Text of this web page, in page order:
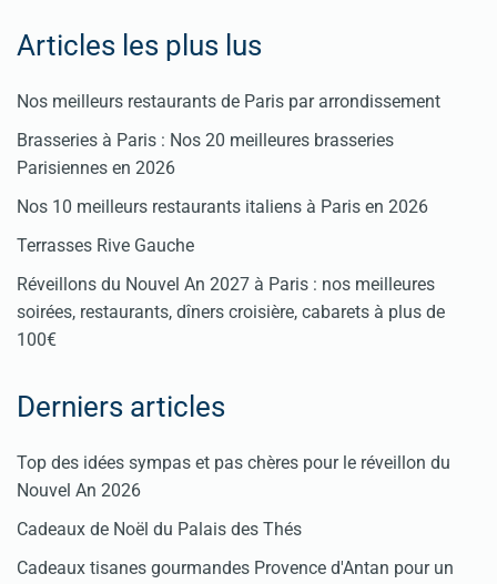
Articles les plus lus
Nos meilleurs restaurants de Paris par arrondissement
Brasseries à Paris : Nos 20 meilleures brasseries
Parisiennes en 2026
Nos 10 meilleurs restaurants italiens à Paris en 2026
Terrasses Rive Gauche
Réveillons du Nouvel An 2027 à Paris : nos meilleures
soirées, restaurants, dîners croisière, cabarets à plus de
100€
Derniers articles
Top des idées sympas et pas chères pour le réveillon du
Nouvel An 2026
Cadeaux de Noël du Palais des Thés
Cadeaux tisanes gourmandes Provence d'Antan pour un